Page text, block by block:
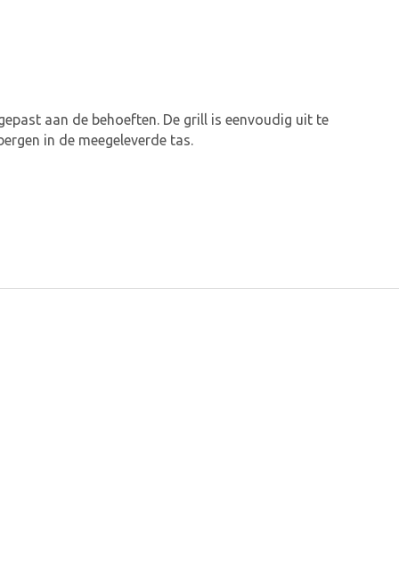
aan de behoeften. De grill is eenvoudig uit te
in de meegeleverde tas.